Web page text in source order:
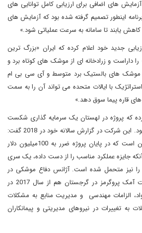
های اضافی برای ارزیابی کامل توانایی های
اینطور تصمیم گرفته شده بود که آزمایش های
جدید خود اعلام کرده که ایران «بزرگ ترین
داراست و زرادخانه ای از موشک های کوتاه برد و
موشک های بالستیک برد متوسط و آی سی بی ام
استراتژیک با ایالات متحده می تواند آن را به سمت
قاره پیما سوق دهد.»
که پروژه در لهستان یک سرمایه گذاری شکست
خورده و ضرر رسان خواهد بود. این شرکت در گزارش سالانه خود در 2018 گفت:
«آخرین تخمین مدیریت این است که در پایان پروژه ضرر به 100میلیون دلار
جایزه عملکرد مناسب را از دست داده، یک سری
را نیز متحمل شده است. آژانس دفاع موشکی در
بیانیه ای اعلام کرد که شرکت آمک پروگرمز در گرجستان هم از سال 2017 در
الزامات مهندسی و مدیریت منابع به مشکلات
به تغییرات در نیروهای مدیریتی و پیمانکاران